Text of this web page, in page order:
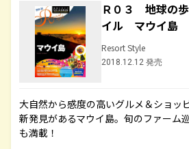
Ｒ０３ 地球の
イル マウイ島
Resort Style
2018.12.12 発売
大自然から感度の高いグルメ＆ショッ
新発見があるマウイ島。旬のファーム
も満載！